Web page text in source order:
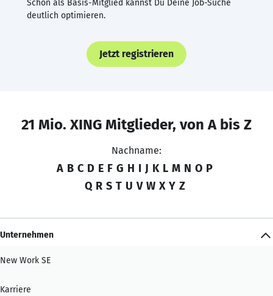
Schon als Basis-Mitglied kannst Du Deine Job-Suche
deutlich optimieren.
Jetzt registrieren
21 Mio. XING Mitglieder, von A bis Z
Nachname:
A B C D E F G H I J K L M N O P
Q R S T U V W X Y Z
Unternehmen
New Work SE
Karriere